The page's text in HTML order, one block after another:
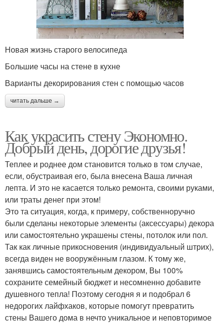
Новая жизнь старого велосипеда
Большие часы на стене в кухне
Варианты декорирования стен с помощью часов
читать дальше →
Как украсить стену Экономно.
Добрый день, дорогие друзья!
Теплее и роднее дом становится только в том случае,
если, обустраивая его, была внесена Ваша личная
лепта. И это не касается только ремонта, своими руками,
или траты денег при этом!
Это та ситуация, когда, к примеру, собственноручно
были сделаны некоторые элементы (аксессуары) декора
или самостоятельно украшены стены, потолок или пол.
Так как личные прикосновения (индивидуальный штрих),
всегда виден не вооружённым глазом. К тому же,
занявшись самостоятельным декором, Вы 100%
сохраните семейный бюджет и несомненно добавите
душевного тепла! Поэтому сегодня я и подобрал 6
недорогих лайфхаков, которые помогут превратить
стены Вашего дома в нечто уникальное и неповторимое